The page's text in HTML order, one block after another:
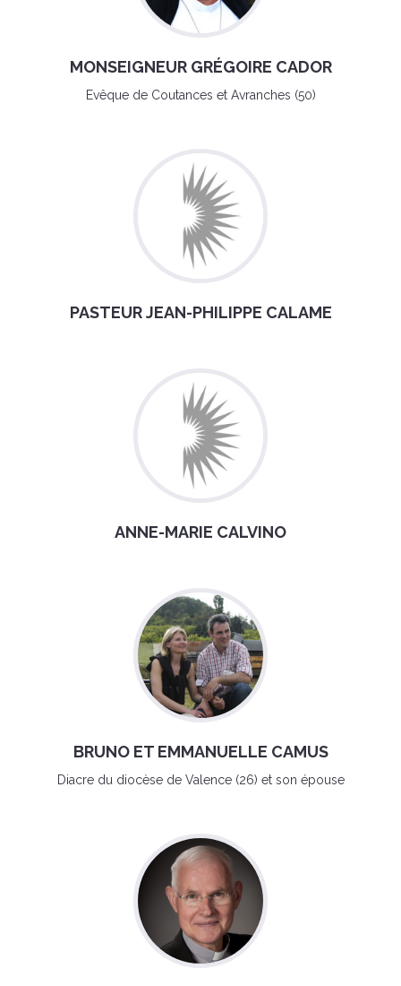
MONSEIGNEUR GRÉGOIRE CADOR
Evêque de Coutances et Avranches (50)
PASTEUR JEAN-PHILIPPE CALAME
ANNE-MARIE CALVINO
BRUNO ET EMMANUELLE CAMUS
Diacre du diocèse de Valence (26) et son épouse